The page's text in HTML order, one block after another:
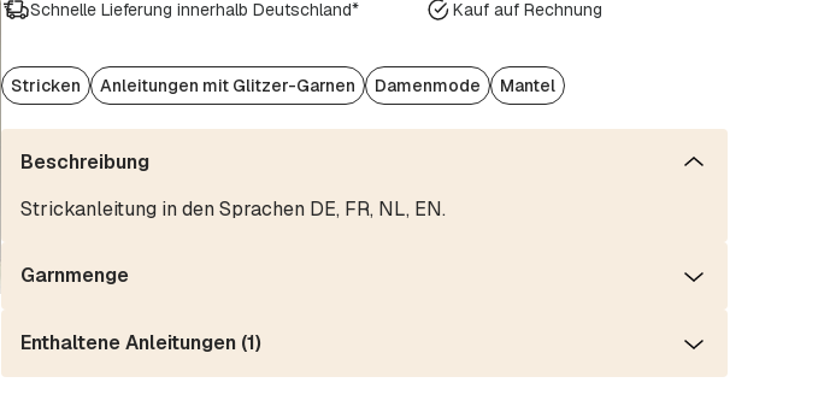
Schnelle Lieferung innerhalb Deutschland* Kauf auf Rechnung
Stricken Anleitungen mit Glitzer-Garnen Damenmode Mantel
Beschreibung
Strickanleitung in den Sprachen DE, FR, NL, EN.
Garnmenge
Enthaltene Anleitungen (1)